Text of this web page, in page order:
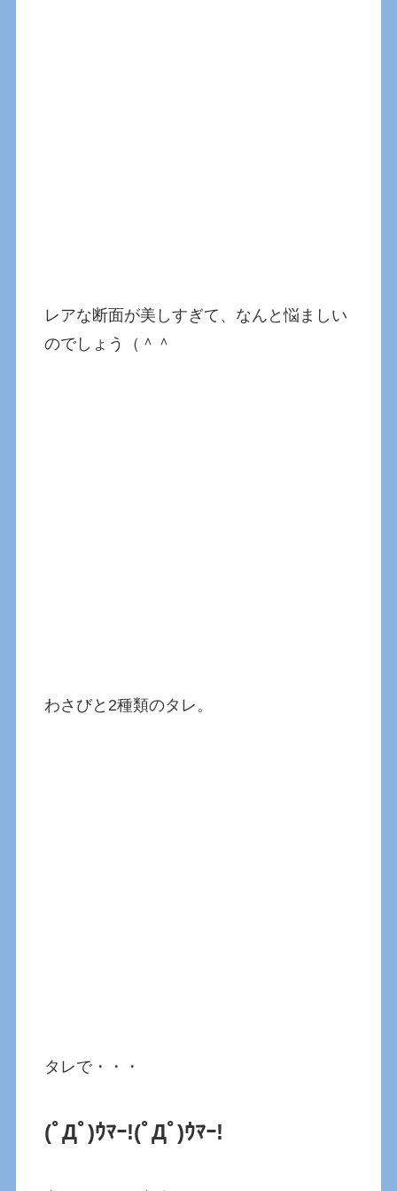
レアな断面が美しすぎて、なんと悩ましい
のでしょう（＾＾
わさびと2種類のタレ。
タレで・・・
(ﾟДﾟ)ｳﾏｰ!(ﾟДﾟ)ｳﾏｰ!